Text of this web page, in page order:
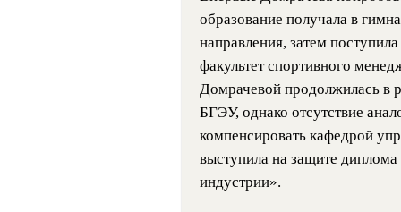
образование получала в
направления, затем
факультет спортивного
Домрачевой продолжилась в
БГЭУ, однако отсутствие
компенсировать кафедрой
выступила на защите
индустрии».